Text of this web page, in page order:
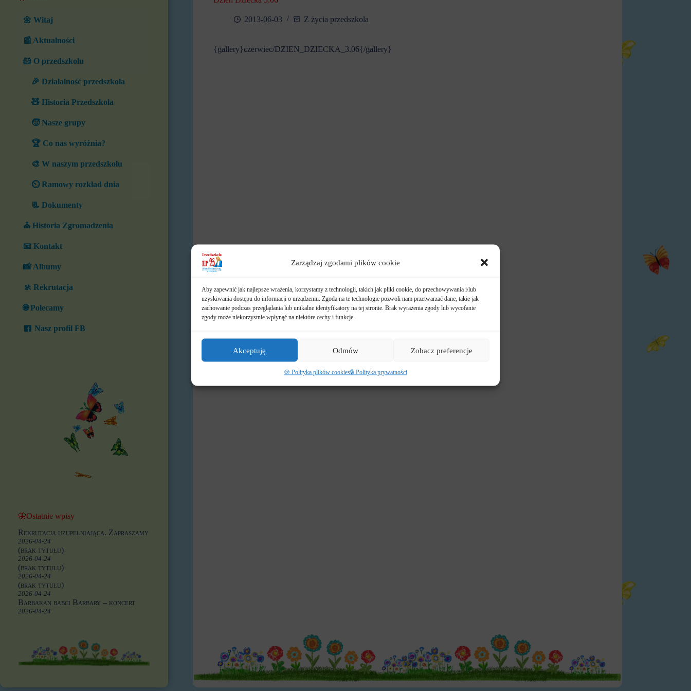
Zarządzaj zgodami plików cookie
Aby zapewnić jak najlepsze wrażenia, korzystamy z technologii, takich jak pliki cookie, do przechowywania i/lub
uzyskiwania dostępu do informacji o urządzeniu. Zgoda na te technologie pozwoli nam przetwarzać dane, takie jak
zachowanie podczas przeglądania lub unikalne identyfikatory na tej stronie. Brak wyrażenia zgody lub wycofanie
zgody może niekorzystnie wpłynąć na niektóre cechy i funkcje.
Akceptuję Odmów Zobacz preferencje
🍪 Polityka plików cookies🔒 Polityka prywatności
2013-06-03 Z życia przedszkola
{gallery}czerwiec/DZIEN_DZIECKA_3.06{/gallery}
🌼 Witaj
📰 Aktualności
🐹 O przedszkolu
🎉 Działalność przedszkola
🧸 Historia Przedszkola
🧒 Nasze grupy
🏆 Co nas wyróżnia?
🎨 W naszym przedszkolu
⏲️ Ramowy rozkład dnia
📃 Dokumenty
⛪ Historia Zgromadzenia
📧 Kontakt
📸 Albumy
🚸 Rekrutacja
🌐 Polecamy
Nasz profil FB
🦋Ostatnie wpisy
Rekrutacja uzupełniająca. Zapraszamy
2026-04-24
(brak tytułu)
2026-04-24
(brak tytułu)
2026-04-24
(brak tytułu)
2026-04-24
Barbakan babci Barbary – koncert
2026-04-24